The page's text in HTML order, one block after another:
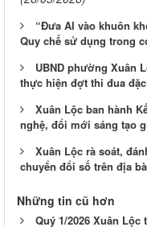
“Đưa AI vào khuôn
Quy chế sử dụng trong
UBND phường Xuân
thực hiện đợt thi đua
Xuân Lộc ban hành
nghệ, đổi mới sáng tạo
Xuân Lộc rà soát,
chuyển đổi số trên địa
Những tin cũ hơn
Quý 1/2026 Xuân